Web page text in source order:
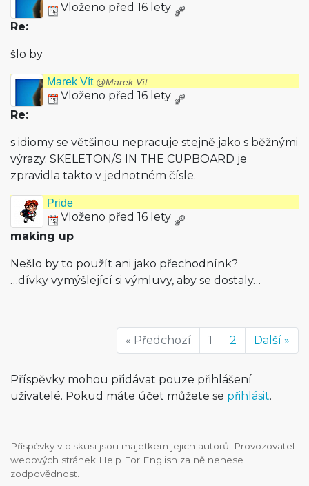
Vloženo před 16 lety
Re:
šlo by
Marek Vít @Marek Vít
Vloženo před 16 lety
Re:
s idiomy se většinou nepracuje stejně jako s běžnými
výrazy. SKELETON/S IN THE CUPBOARD je
zpravidla takto v jednotném čísle.
Pride
Vloženo před 16 lety
making up
Nešlo by to použít ani jako přechodnínk?
…dívky vymýšlející si výmluvy, aby se dostaly…
« Předchozí 1 2 Další »
Příspěvky mohou přidávat pouze přihlášení
uživatelé. Pokud máte účet můžete se přihlásit.
Příspěvky v diskusi jsou majetkem jejich autorů. Provozovatel
webových stránek Help For English za ně nenese
zodpovědnost.